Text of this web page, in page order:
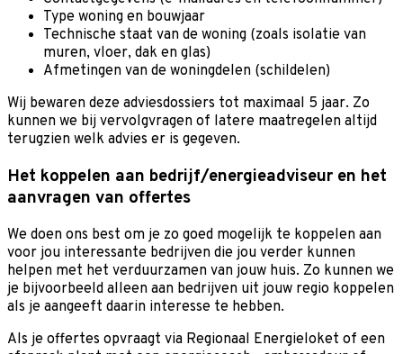
Type woning en bouwjaar
Technische staat van de woning (zoals isolatie van
muren, vloer, dak en glas)
Afmetingen van de woningdelen (schildelen)
Wij bewaren deze adviesdossiers tot maximaal 5 jaar. Zo
kunnen we bij vervolgvragen of latere maatregelen altijd
terugzien welk advies er is gegeven.
Het koppelen aan bedrijf/energieadviseur en het
aanvragen van offertes
We doen ons best om je zo goed mogelijk te koppelen aan
voor jou interessante bedrijven die jou verder kunnen
helpen met het verduurzamen van jouw huis. Zo kunnen we
je bijvoorbeeld alleen aan bedrijven uit jouw regio koppelen
als je aangeeft daarin interesse te hebben.
Als je offertes opvraagt via Regionaal Energieloket of een